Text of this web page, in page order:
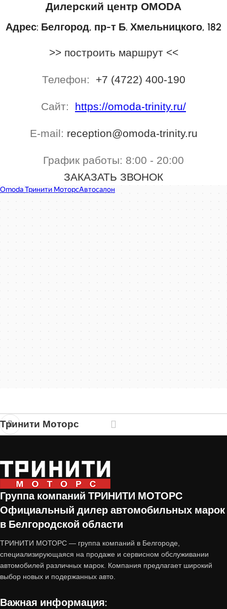
Дилерский центр OMODA
Адрес: Белгород, пр-т Б. Хмельницкого, 182
>> построить маршрут <<
Телефон: +7 (4722) 400-190
Сайт: https://omoda-trinity.ru/
E-mail: reception@omoda-trinity.ru
График работы: 8:00 - 20:00
ЗАКАЗАТЬ ЗВОНОК
Omoda Тринити Моторс
Тринити Моторс
Группа компаний ТРИНИТИ МОТОРС
Официальный дилер автомобильных марок
в Белгородской области
ТРИНИТИ МОТОРС — группа компаний в Белгороде,
специализирующаяся на продаже и сервисном обслуживании
автомобилей различных марок. Компания предлагает широкий
выбор новых и подержанных авто.
Важная информация: